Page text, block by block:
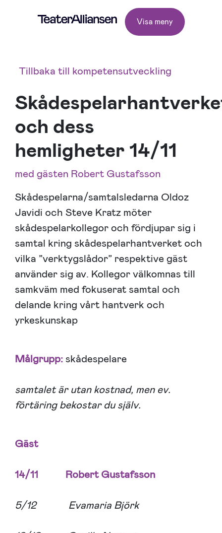
Visa meny
Tillbaka till kompetensutveckling
och dess
hemligheter 14/11
med gästen Robert Gustafsson
Skådespelarna/samtalsledarna Oldoz
Javidi och Steve Kratz möter
skådespelarkollegor och fördjupar sig i
samtal kring skådespelarhantverket och
vilka ”verktygslådor” respektive gäst
använder sig av. Kollegor välkomnas till
samkväm med fokuserat samtal och
delande kring vårt hantverk och
yrkeskunskap
Målgrupp:skådespelare
samtalet är utan kostnad, men ev.
förtäring bekostar du själv.
Gäst
14/11 Robert Gustafsson
5/12 Evamaria Björk